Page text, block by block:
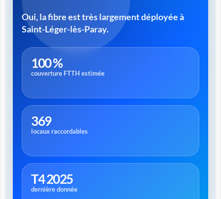
Oui, la fibre est très largement déployée à
Saint-Léger-lès-Paray.
100 %
couverture FTTH estimée
369
locaux raccordables
T4 2025
dernière donnée